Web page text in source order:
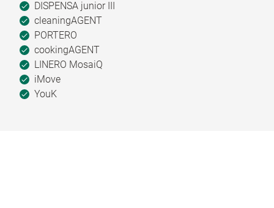
DISPENSA junior III
cleaningAGENT
PORTERO
cookingAGENT
LINERO MosaiQ
iMove
YouK